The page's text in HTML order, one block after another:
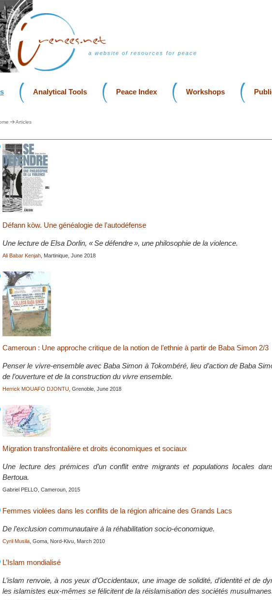
a website of resources for peace
Analytical Tools Peace Index Workshops
Articles
Défann kòw. Une généalogie de l’autodéfense
Une lecture de Elsa Dorlin, « Se défendre », une philosophie de la violence.
Ali Babar Kenjah , Martinique, June 2018
Cameroun : Une approche critique de la notion de l’ethnie à partir de Baba Simon 2/3
Penser le vivre-ensemble avec Baba Simon à Tokombéré, lieu d’action de Baba
de l’ouverture et de la construction du vivre ensemble.
Herrick MOUAFO DJONTU , Grenoble, June 2018
Migration transfrontalière et droits économiques et sociaux
Une lecture des prémices d’un conflit entre migrants et populations locales
Bertoua.
Gabriel PELLO, Cameroun, 2015
Femmes violées dans les conflits de la région africaine des Grands Lacs
De l’exclusion communautaire à la réhabilitation socio-économique.
Cyril Musila , Goma, Nord-Kivu, March 2010
L’Islam mondialisé
L’islam renvoie, à nos yeux d’Occidentaux, une image de solidité, d’identité et de
les islamistes eux-mêmes se félicitent de la réislamisation des sociétés